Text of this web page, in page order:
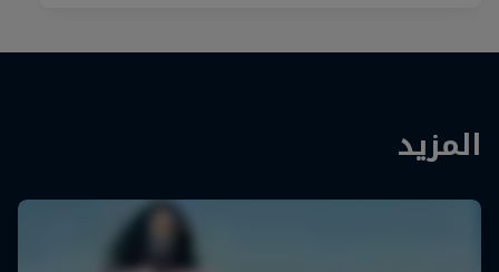
المزيد